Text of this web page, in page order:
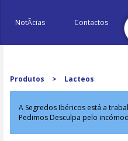
NotÃ­cias Contactos
Produtos > Lacteos
A Segredos Ibéricos está a
Pedimos Desculpa pelo